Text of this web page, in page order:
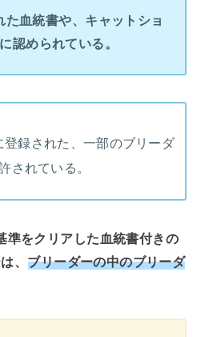
血統書や、キャットショ
認められている。
登録された、一部のブリーダ
されている。
準をクリアした血統書付きの
、 ブリーダーの中のブリーダ